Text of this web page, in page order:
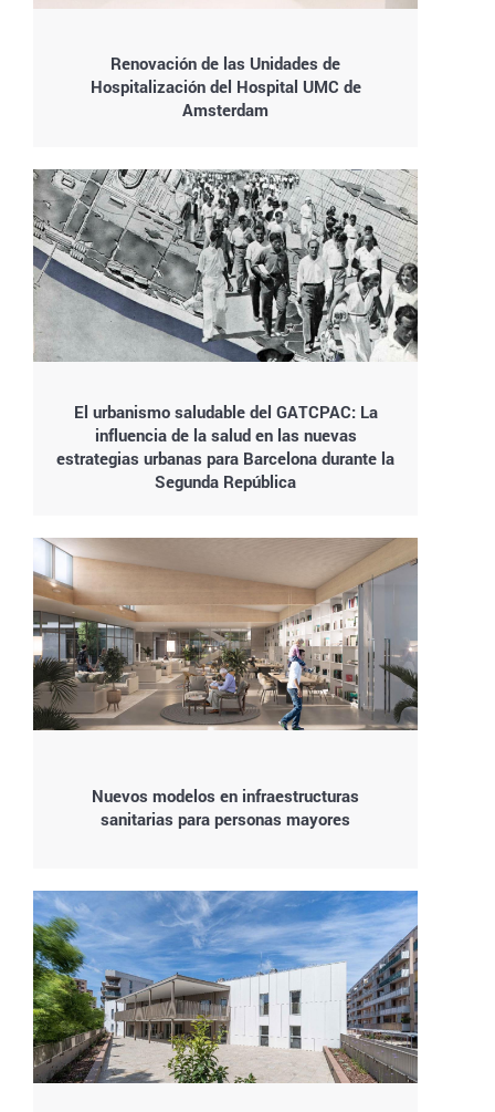
Renovación de las Unidades de
Hospitalización del Hospital UMC de
Amsterdam
El urbanismo saludable del GATCPAC: La
influencia de la salud en las nuevas
estrategias urbanas para Barcelona durante la
Segunda República
Nuevos modelos en infraestructuras
sanitarias para personas mayores